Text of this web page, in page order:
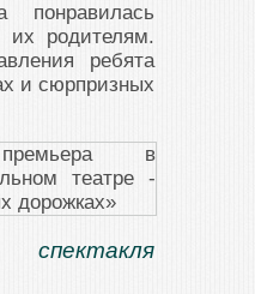
понравилась
родителям.
ребята
и сюрпризных